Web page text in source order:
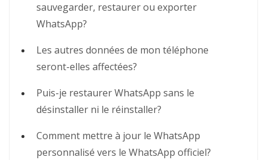
sauvegarder, restaurer ou exporter
WhatsApp?
Les autres données de mon téléphone
seront-elles affectées?
Puis-je restaurer WhatsApp sans le
désinstaller ni le réinstaller?
Comment mettre à jour le WhatsApp
personnalisé vers le WhatsApp officiel?